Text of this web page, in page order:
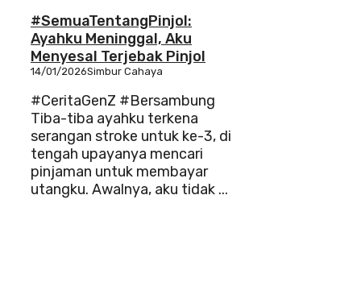
#SemuaTentangPinjol:
Ayahku Meninggal, Aku
Menyesal Terjebak Pinjol
14/01/2026Simbur Cahaya
#CeritaGenZ #Bersambung
Tiba-tiba ayahku terkena
serangan stroke untuk ke-3, di
tengah upayanya mencari
pinjaman untuk membayar
utangku. Awalnya, aku tidak ...